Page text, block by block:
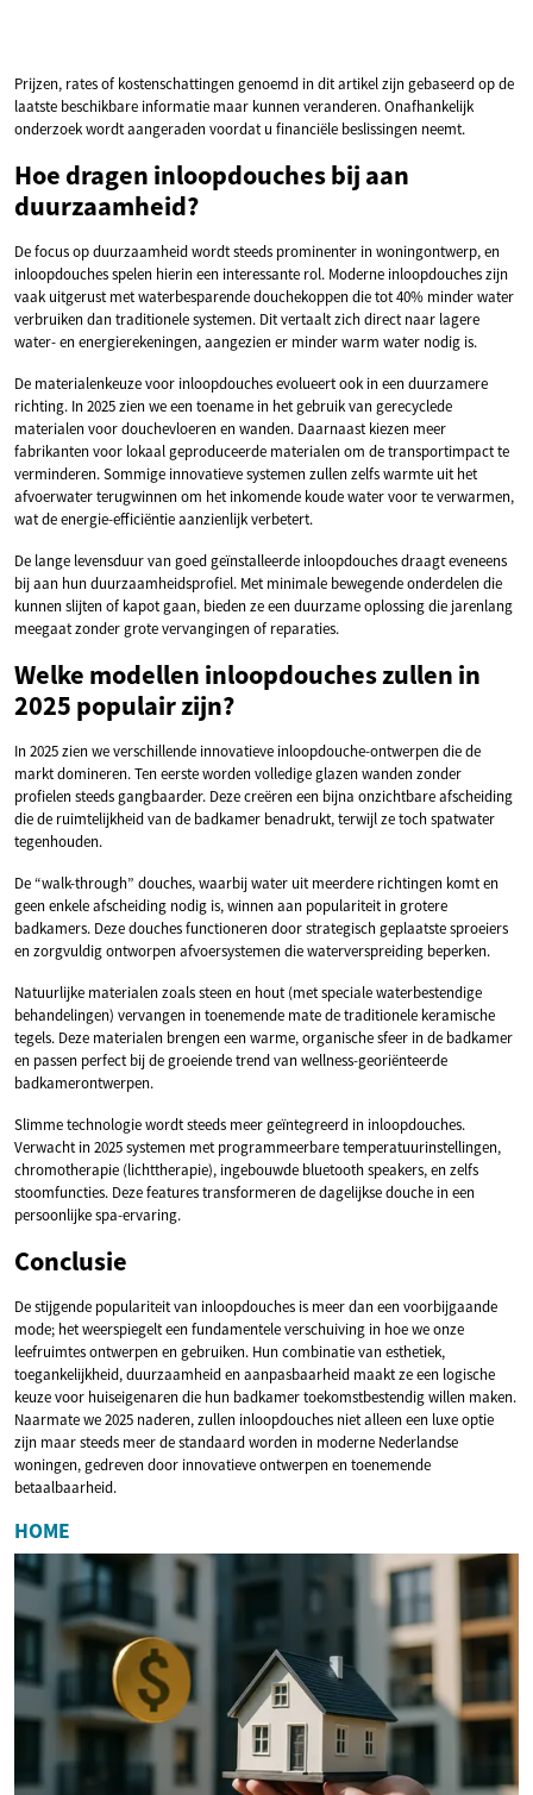
Prijzen, rates of kostenschattingen genoemd in dit artikel zijn gebaseerd op de
laatste beschikbare informatie maar kunnen veranderen. Onafhankelijk
onderzoek wordt aangeraden voordat u financiële beslissingen neemt.
Hoe dragen inloopdouches bij aan
duurzaamheid?
De focus op duurzaamheid wordt steeds prominenter in woningontwerp, en
inloopdouches spelen hierin een interessante rol. Moderne inloopdouches zijn
vaak uitgerust met waterbesparende douchekoppen die tot 40% minder water
verbruiken dan traditionele systemen. Dit vertaalt zich direct naar lagere
water- en energierekeningen, aangezien er minder warm water nodig is.
De materialenkeuze voor inloopdouches evolueert ook in een duurzamere
richting. In 2025 zien we een toename in het gebruik van gerecyclede
materialen voor douchevloeren en wanden. Daarnaast kiezen meer
fabrikanten voor lokaal geproduceerde materialen om de transportimpact te
verminderen. Sommige innovatieve systemen zullen zelfs warmte uit het
afvoerwater terugwinnen om het inkomende koude water voor te verwarmen,
wat de energie-efficiëntie aanzienlijk verbetert.
De lange levensduur van goed geïnstalleerde inloopdouches draagt eveneens
bij aan hun duurzaamheidsprofiel. Met minimale bewegende onderdelen die
kunnen slijten of kapot gaan, bieden ze een duurzame oplossing die jarenlang
meegaat zonder grote vervangingen of reparaties.
Welke modellen inloopdouches zullen in
2025 populair zijn?
In 2025 zien we verschillende innovatieve inloopdouche-ontwerpen die de
markt domineren. Ten eerste worden volledige glazen wanden zonder
profielen steeds gangbaarder. Deze creëren een bijna onzichtbare afscheiding
die de ruimtelijkheid van de badkamer benadrukt, terwijl ze toch spatwater
tegenhouden.
De “walk-through” douches, waarbij water uit meerdere richtingen komt en
geen enkele afscheiding nodig is, winnen aan populariteit in grotere
badkamers. Deze douches functioneren door strategisch geplaatste sproeiers
en zorgvuldig ontworpen afvoersystemen die waterverspreiding beperken.
Natuurlijke materialen zoals steen en hout (met speciale waterbestendige
behandelingen) vervangen in toenemende mate de traditionele keramische
tegels. Deze materialen brengen een warme, organische sfeer in de badkamer
en passen perfect bij de groeiende trend van wellness-georiënteerde
badkamerontwerpen.
Slimme technologie wordt steeds meer geïntegreerd in inloopdouches.
Verwacht in 2025 systemen met programmeerbare temperatuurinstellingen,
chromotherapie (lichttherapie), ingebouwde bluetooth speakers, en zelfs
stoomfuncties. Deze features transformeren de dagelijkse douche in een
persoonlijke spa-ervaring.
Conclusie
De stijgende populariteit van inloopdouches is meer dan een voorbijgaande
mode; het weerspiegelt een fundamentele verschuiving in hoe we onze
leefruimtes ontwerpen en gebruiken. Hun combinatie van esthetiek,
toegankelijkheid, duurzaamheid en aanpasbaarheid maakt ze een logische
keuze voor huiseigenaren die hun badkamer toekomstbestendig willen maken.
Naarmate we 2025 naderen, zullen inloopdouches niet alleen een luxe optie
zijn maar steeds meer de standaard worden in moderne Nederlandse
woningen, gedreven door innovatieve ontwerpen en toenemende
betaalbaarheid.
HOME